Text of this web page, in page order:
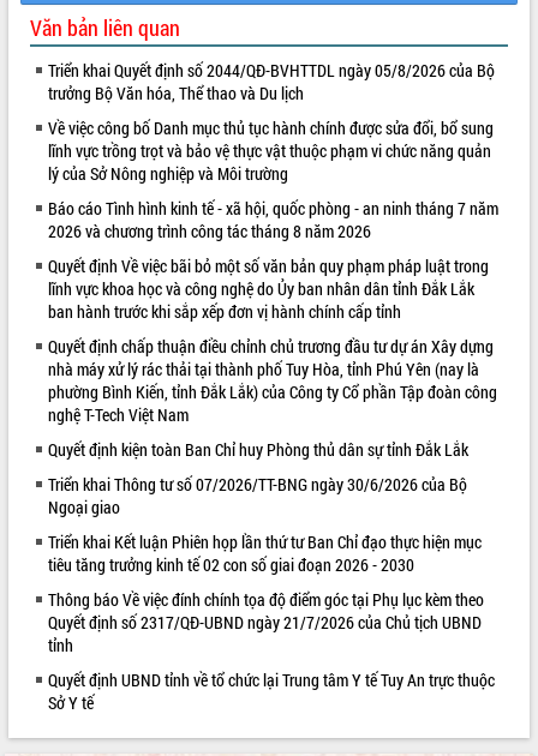
Trailer Lễ hội Sầu riêng Đắk Lắk năm
2026
Khám bệnh, cấp phát thuốc miễn phí
và tặng quà người dân xã Cư Pui
Hội nghị UBND tỉnh Đắk Lắk thường kỳ
tháng 7/2026
Lễ truy tặng danh hiệu “Bà Mẹ Việt
Nam Anh hùng” và trao Huân chương
Lao động
ALBUM ẢNH
Văn bản liên quan
Triển khai Quyết định số 2044/QĐ-BVHTTDL ngày 05/8/2026 của Bộ
trưởng Bộ Văn hóa, Thể thao và Du lịch
Về việc công bố Danh mục thủ tục hành chính được sửa đổi, bổ sung
lĩnh vực trồng trọt và bảo vệ thực vật thuộc phạm vi chức năng quản
lý của Sở Nông nghiệp và Môi trường
Báo cáo Tình hình kinh tế - xã hội, quốc phòng - an ninh tháng 7 năm
2026 và chương trình công tác tháng 8 năm 2026
Quyết định Về việc bãi bỏ một số văn bản quy phạm pháp luật trong
lĩnh vực khoa học và công nghệ do Ủy ban nhân dân tỉnh Đắk Lắk
ban hành trước khi sắp xếp đơn vị hành chính cấp tỉnh
Quyết định chấp thuận điều chỉnh chủ trương đầu tư dự án Xây dựng
nhà máy xử lý rác thải tại thành phố Tuy Hòa, tỉnh Phú Yên (nay là
phường Bình Kiến, tỉnh Đắk Lắk) của Công ty Cổ phần Tập đoàn công
nghệ T-Tech Việt Nam
Quyết định kiện toàn Ban Chỉ huy Phòng thủ dân sự tỉnh Đắk Lắk
Triển khai Thông tư số 07/2026/TT-BNG ngày 30/6/2026 của Bộ
Ngoại giao
Triển khai Kết luận Phiên họp lần thứ tư Ban Chỉ đạo thực hiện mục
tiêu tăng trưởng kinh tế 02 con số giai đoạn 2026 - 2030
Thông báo Về việc đính chính tọa độ điểm góc tại Phụ lục kèm theo
Quyết định số 2317/QĐ-UBND ngày 21/7/2026 của Chủ tịch UBND
tỉnh
Quyết định UBND tỉnh về tổ chức lại Trung tâm Y tế Tuy An trực thuộc
Sở Y tế